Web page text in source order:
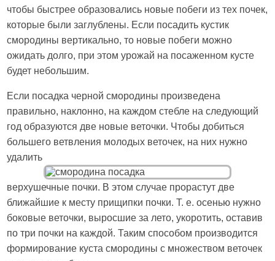
чтобы быстрее образовались новые побеги из тех почек,
которые были заглублены. Если посадить кустик
смородины вертикально, то новые побеги можно
ожидать долго, при этом урожай на посаженном кусте
будет небольшим.
Если посадка черной смородины произведена
правильно, наклонно, на каждом стебле на следующий
год образуются две новые веточки. Чтобы добиться
большего ветвления молодых веточек, на них нужно
удалить
верхушечные почки. В этом случае прорастут две
ближайшие к месту прищипки почки. Т. е. осенью нужно
боковые веточки, выросшие за лето, укоротить, оставив
по три почки на каждой. Таким способом производится
формирование куста смородины с множеством веточек